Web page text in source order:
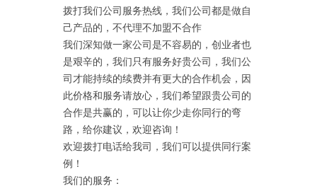
拨打我们公司服务热线，我们公司都是做自
己产品的，不代理不加盟不合作
我们深知做一家公司是不容易的，创业者也
是艰辛的，我们只有服务好贵公司，我们公
司才能持续的续费并有更大的合作机会，因
此价格和服务请放心，我们希望跟贵公司的
合作是共赢的，可以让你少走你同行的弯
路，给你建议，欢迎咨询！
欢迎拨打电话给我司，我们可以提供同行案
例！
我们的服务：